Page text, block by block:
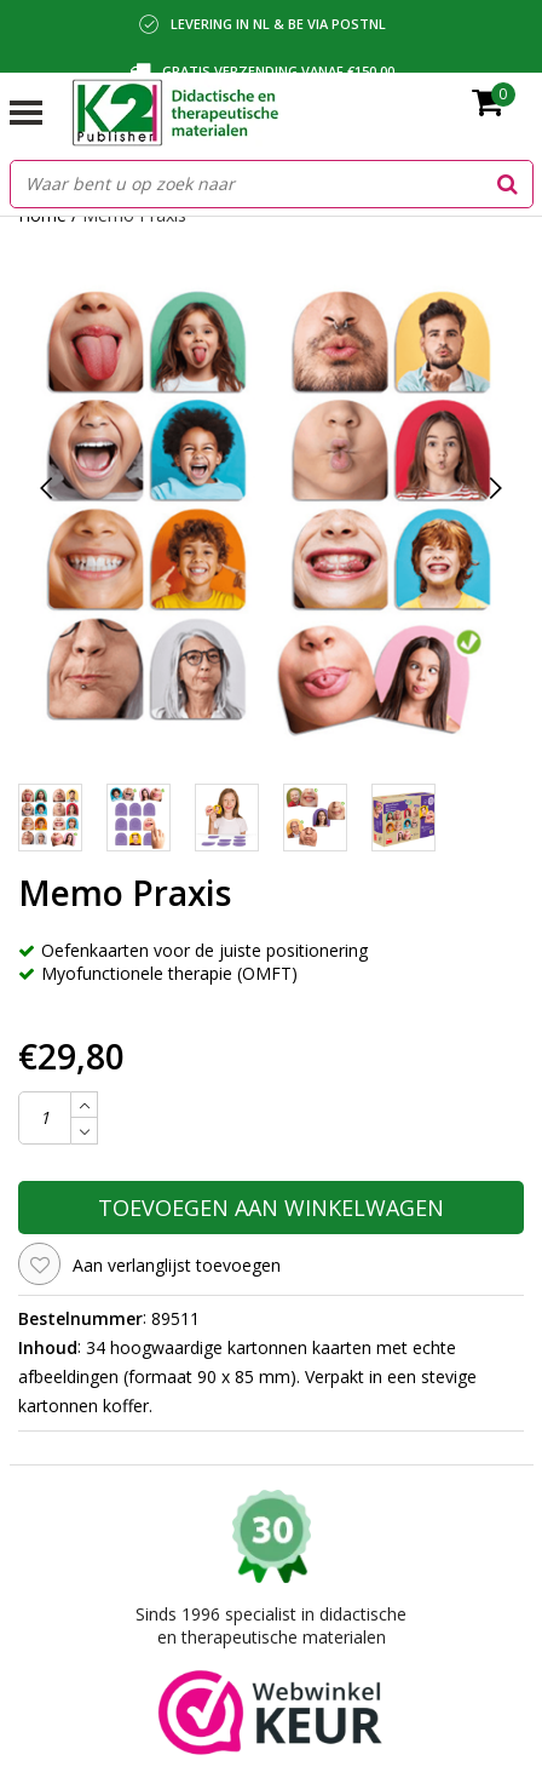
LEVERING IN NL & BE VIA POSTNL
GRATIS VERZENDING VANAF €150,00
BETALING VIA IDEAL, BANCONTACT OF FACTUUR
0
Home/Memo Praxis
Memo Praxis
Oefenkaarten voor de juiste positionering
Myofunctionele therapie (OMFT)
€29,80
TOEVOEGEN AAN WINKELWAGEN
Aan verlanglijst toevoegen
Bestelnummer: 89511
Inhoud: 34 hoogwaardige kartonnen kaarten met echte
afbeeldingen (formaat 90 x 85 mm). Verpakt in een stevige
kartonnen koffer.
Sinds 1996 specialist in didactische
en therapeutische materialen